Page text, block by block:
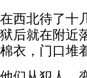
在西北待了十
狱后就在附近
棉衣，门口堆